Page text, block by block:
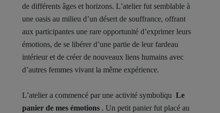
de différents âges et horizons. L’atelier fut semblable à
une oasis au milieu d’un désert de souffrance, offrant
aux participantes une rare opportunité d’exprimer leurs
émotions, de se libérer d’une partie de leur fardeau
intérieur et de créer de nouveaux liens humains avec
d’autres femmes vivant la même expérience.
L’atelier a commencé par une activité symboliqu Le
panier de mes émotions . Un petit panier fut placé au